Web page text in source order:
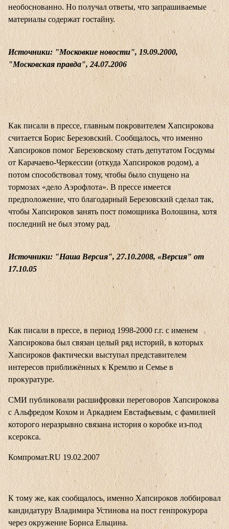
необоснованно. Но получал ответы, что запрашиваемые
материалы содержат гостайну.
Источники: "Московкие новости", 19.09.2000,
"Московская правда", 24.07.2006
Как писали в прессе, главным покровителем Хапсирокова
считается Борис Березовский. Сообщалось, что именно
Хапсироков помог Березовскому стать депутатом Госдумы
от Карачаево-Черкессии (откуда Хапсироков родом), а
потом способствовал тому, чтобы было спущено на
тормозах «дело Аэрофлота». В прессе имеется
предположение, что благодарный Березовский сделал так,
чтобы Хапсироков занять пост помощника Волошина, хотя
последний не был этому рад.
Источники: "Наша Версия", 27.10.2008, «Версия" от
17.10.05
Как писали в прессе, в период 1998-2000 г.г. с именем
Хапсирокова был связан целый ряд историй, в которых
Хапсироков фактически выступал представителем
интересов приближённых к Кремлю и Семье в
прокуратуре.
СМИ публиковали расшифровки переговоров Хапсирокова
с Альфредом Кохом и Аркадием Евстафьевым, с фамилией
которого неразрывно связана история о коробке из-под
ксерокса.
Компромат.RU 19.02.2007
К тому же, как сообщалось, именно Хапсироков лоббировал
кандидатуру Владимира Устинова на пост генпрокурора
через окружение Бориса Ельцина.